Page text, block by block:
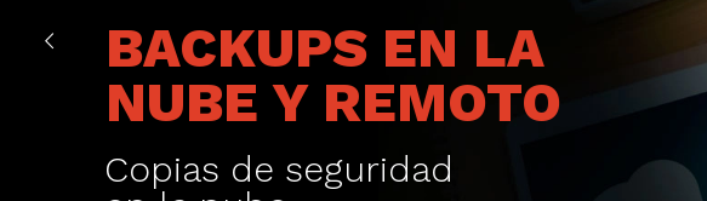
BACKUPS EN LA
NUBE Y REMOTO
Copias de seguridad